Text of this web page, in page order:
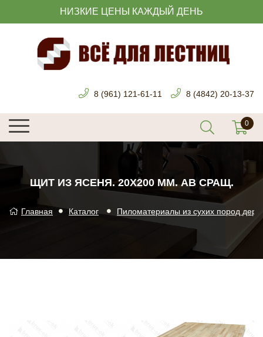
НИЗКИЕ ЦЕНЫ КАЖДЫЙ ДЕНЬ
8 (961) 121-61-11 8 (4842) 20-13-37
ЩИТ ИЗ ЯСЕНЯ. 20Х200 ММ. AB СРАЩ.
Главная Каталог Пиломатериалы из сухих пород